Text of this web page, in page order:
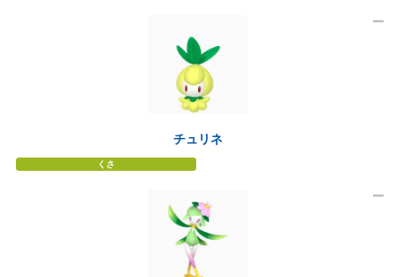
チュリネ
くさ